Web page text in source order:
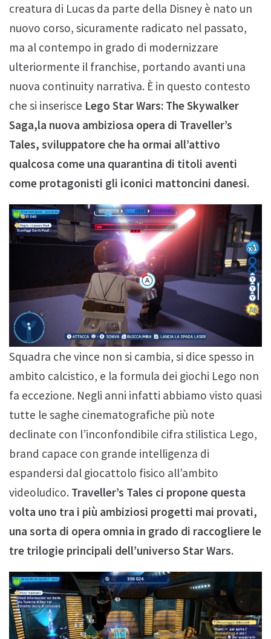
creatura di Lucas da parte della Disney è nato un
nuovo corso, sicuramente radicato nel passato,
ma al contempo in grado di modernizzare
ulteriormente il franchise, portando avanti una
nuova continuity narrativa. È in questo contesto
che si inserisce Lego Star Wars: The Skywalker
Saga,la nuova ambiziosa opera di Traveller’s
Tales, sviluppatore che ha ormai all’attivo
qualcosa come una quarantina di titoli aventi
come protagonisti gli iconici mattoncini danesi.
Squadra che vince non si cambia, si dice spesso in
ambito calcistico, e la formula dei giochi Lego non
fa eccezione. Negli anni infatti abbiamo visto quasi
tutte le saghe cinematografiche più note
declinate con l’inconfondibile cifra stilistica Lego,
brand capace con grande intelligenza di
espandersi dal giocattolo fisico all’ambito
videoludico. Traveller’s Tales ci propone questa
volta uno tra i più ambiziosi progetti mai provati,
una sorta di opera omnia in grado di raccogliere le
tre trilogie principali dell’universo Star Wars.